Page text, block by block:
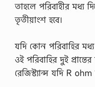
তাহলে পরিবাহীর মধ্য
তৃতীয়াংশ হবে।
যদি কোন পরিবাহির
ওই পরিবাহির দুই
রেজিস্ট্যান্স যদি R